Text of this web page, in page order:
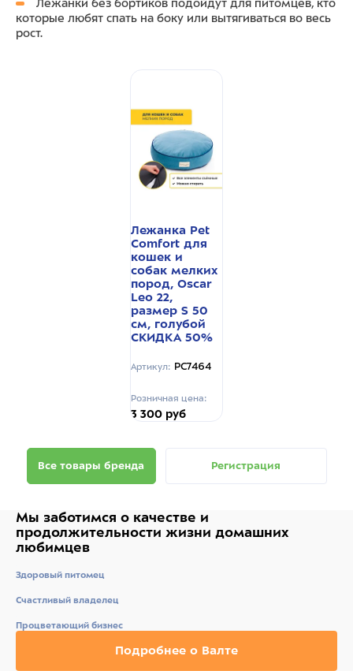
Лежанки без бортиков подойдут для питомцев, кто
которые любят спать на боку или вытягиваться во весь
рост.
Все товары бренда Регистрация
Лежанка Pet
Comfort для
кошек и
собак мелких
пород, Oscar
Leo 22,
размер S 50
см, голубой
СКИДКА 50%
Артикул: PC7464
Розничная цена:
3 300 руб
Мы заботимся о качестве и
продолжительности жизни домашних
любимцев
Здоровый питомец
Счастливый владелец
Процветающий бизнес
Подробнее о Валте